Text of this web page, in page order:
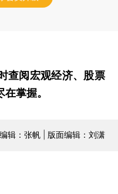
查阅宏观经济、股票
掌握。
辑：张帆 | 版面编辑：刘潇